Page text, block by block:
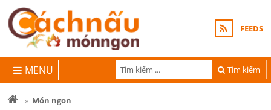
FEEDS
Tìm kiếm
MENU
Món ngon